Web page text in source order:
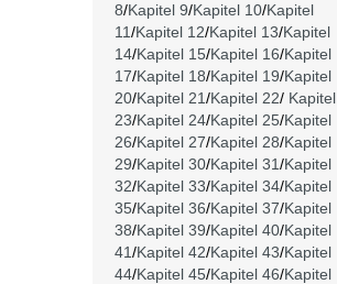
8/Kapitel 9/Kapitel 10/Kapitel
11/Kapitel 12/Kapitel 13/Kapitel
14/Kapitel 15/Kapitel 16/Kapitel
17/Kapitel 18/Kapitel 19/Kapitel
20/Kapitel 21/Kapitel 22/ Kapitel
23/Kapitel 24/Kapitel 25/Kapitel
26/Kapitel 27/Kapitel 28/Kapitel
29/Kapitel 30/Kapitel 31/Kapitel
32/Kapitel 33/Kapitel 34/Kapitel
35/Kapitel 36/Kapitel 37/Kapitel
38/Kapitel 39/Kapitel 40/Kapitel
41/Kapitel 42/Kapitel 43/Kapitel
44/Kapitel 45/Kapitel 46/Kapitel